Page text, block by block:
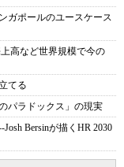
ガポールのユースケース
高など世界規模で今の
てる
パラドックス」の現実
Bersinが描くHR 2030